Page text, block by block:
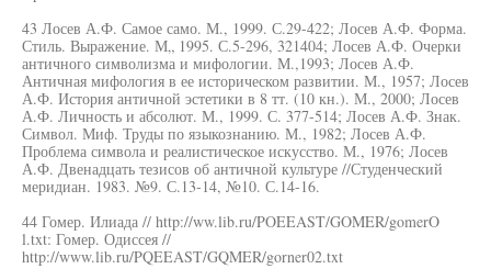
43 Лосев А.Ф. Самое само. М., 1999. С.29-422; Лосев А.Ф. Форма.
Стиль. Выражение. М„ 1995. С.5-296, 321404; Лосев А.Ф. Очерки
античного символизма и мифологии. М.,1993; Лосев А.Ф.
Античная мифология в ее историческом развитии. М., 1957; Лосев
А.Ф. История античной эстетики в 8 тт. (10 кн.). М., 2000; Лосев
А.Ф. Личность и абсолют. М., 1999. С. 377-514; Лосев А.Ф. Знак.
Символ. Миф. Труды по языкознанию. М., 1982; Лосев А.Ф.
Проблема символа и реалистическое искусство. М., 1976; Лосев
А.Ф. Двенадцать тезисов об античной культуре //Студенческий
меридиан. 1983. №9. С.13-14, №10. С.14-16.
44 Гомер. Илиада // http://ww.lib.ru/POEEAST/GOMER/gomerO
l.txt: Гомер. Одиссея //
http://www.lib.ru/PQEEAST/GQMER/gorner02.txt